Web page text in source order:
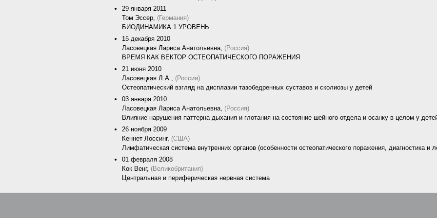
29 января 2011
Том Эссер, (Германия)
БИОДИНАМИКА 1 УРОВЕНЬ
15 декабря 2010
Ласовецкая Лариса Анатольевна, (Россия)
ВРЕМЯ КАК ВЕКТОР ОСТЕОПАТИЧЕСКОГО ПОРАЖЕНИЯ
21 июня 2010
Ласовецкая Л.А., (Россия)
Остеопатический взгляд на дисплазии тазобедренных суставов и сколиозы у детей
03 января 2010
Ласовецкая Лариса Анатольевна, (Россия)
Влияние нарушения паттерна дыхания и глотания на состояние шейного отдела и осанку в целом у
26 ноября 2009
Кеннет Лоссинг, (США)
Лимфатическая система внутренних органов (особенности остеопатического поражения, диагностика и
01 февраля 2008
Кок Венг, (Великобритания)
Центральная и периферическая нервная система